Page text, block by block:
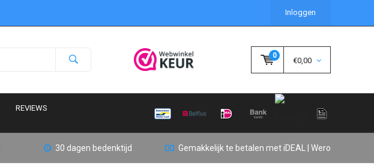
Inloggen
0
€0,00
REVIEWS
30 dagen bedenktijd Gemakkelijk te betalen met iDEAL | Wero